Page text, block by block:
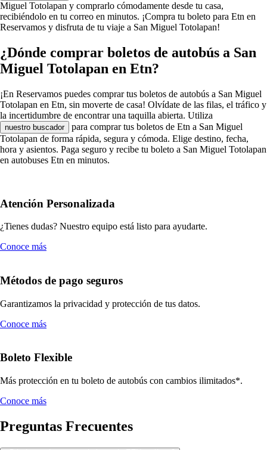
Miguel Totolapan y comprarlo cómodamente desde tu casa,
recibiéndolo en tu correo en minutos. ¡Compra tu boleto para Etn en
Reservamos y disfruta de tu viaje a San Miguel Totolapan!
¿Dónde comprar boletos de autobús a San
Miguel Totolapan en Etn?
¡En Reservamos puedes comprar tus boletos de autobús a San Miguel
Totolapan en Etn, sin moverte de casa! Olvídate de las filas, el tráfico y
la incertidumbre de encontrar una taquilla abierta. Utiliza
nuestro buscador
para comprar tus boletos de Etn a San Miguel
Totolapan de forma rápida, segura y cómoda. Elige destino, fecha,
hora y asientos. Paga seguro y recibe tu boleto a San Miguel Totolapan
en autobuses Etn en minutos.
Atención Personalizada
¿Tienes dudas? Nuestro equipo está listo para ayudarte.
Conoce más
Métodos de pago seguros
Garantizamos la privacidad y protección de tus datos.
Conoce más
Boleto Flexible
Más protección en tu boleto de autobús con cambios ilimitados*.
Conoce más
Preguntas Frecuentes